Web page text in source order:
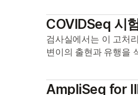
COVIDSeq 시
검사실에서는 이 고처
변이의 출현과 유행을
AmpliSeq for